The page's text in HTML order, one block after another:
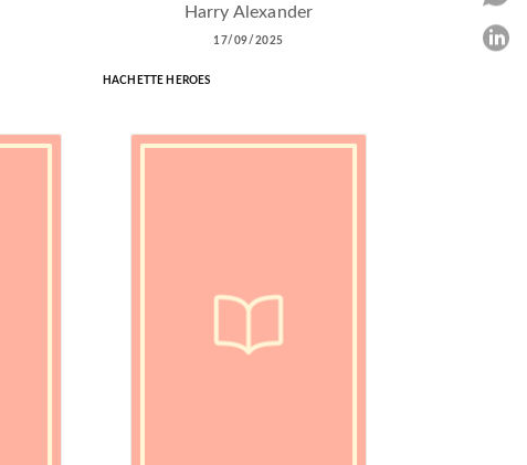
Harry Alexander
17/09/2025
HACHETTE HEROES